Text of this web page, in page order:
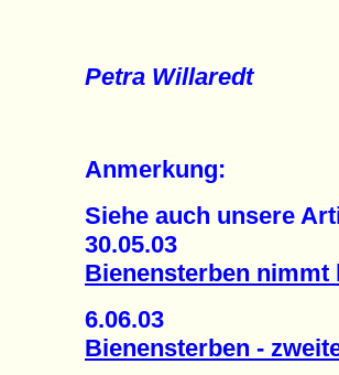
Petra Willaredt
Anmerkung:
Siehe auch unsere
30.05.03
Bienensterben nimmt
6.06.03
Bienensterben -